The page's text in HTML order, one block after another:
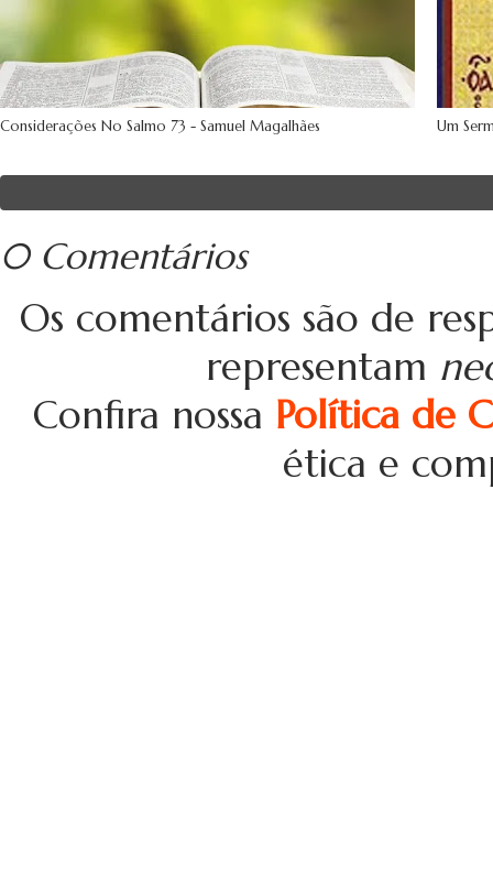
Considerações No Salmo 73 - Samuel Magalhães Um
0 Comentários
Os comentários são de
representam
Confira nossa Política de
ética e